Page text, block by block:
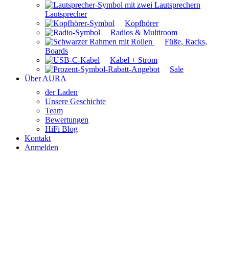
Lautsprecher
Kopfhörer
Radios & Multiroom
Füße, Racks,
Boards
Kabel + Strom
Sale
Über AURA
der Laden
Unsere Geschichte
Team
Bewertungen
HiFi Blog
Kontakt
Anmelden